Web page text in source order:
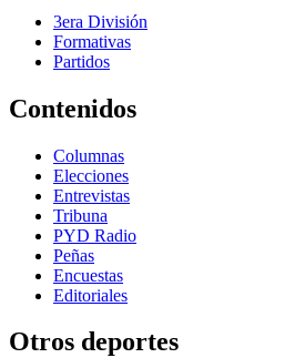
3era División
Formativas
Partidos
Contenidos
Columnas
Elecciones
Entrevistas
Tribuna
PYD Radio
Peñas
Encuestas
Editoriales
Otros deportes